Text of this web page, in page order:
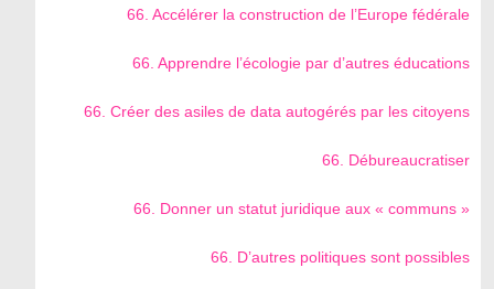
66. Accélérer la construction de l’Europe fédérale
66. Apprendre l’écologie par d’autres éducations
66. Créer des asiles de data autogérés par les citoyens
66. Débureaucratiser
66. Donner un statut juridique aux « communs »
66. D’autres politiques sont possibles